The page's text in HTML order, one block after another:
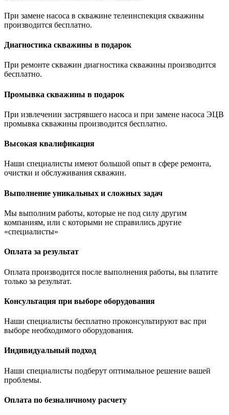
При замене насоса в скважине телеинспекция скважины
производится бесплатно.
Диагностика скважины в подарок
При ремонте скважин диагностика скважины производится
бесплатно.
Промывка скважины в подарок
При извлечении застрявшего насоса и при замене насоса ЭЦВ
промывка скважины производится бесплатно.
Высокая квалификация
Наши специалисты имеют большой опыт в сфере ремонта,
очистки и обслуживания скважин.
Выполнение уникальных и сложных задач
Мы выполним работы, которые не под силу другим
компаниям, или с которыми не справились другие
«специалисты»
Оплата за результат
Оплата производится после выполнения работы, вы платите
только за результат.
Консультация при выборе оборудования
Наши специалисты бесплатно проконсультируют вас при
выборе необходимого оборудования.
Индивидуальный подход
Наши специалисты подберут оптимальное решение вашей
проблемы.
Оплата по безналичному расчету